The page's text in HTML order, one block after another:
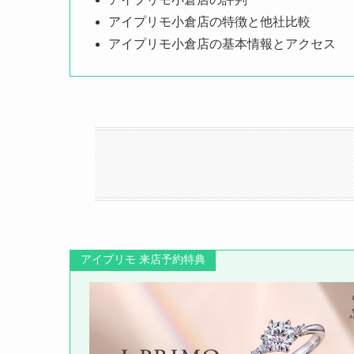
アイプリモ小倉店の特徴と他社比較
アイプリモ小倉店の基本情報とアクセス
アイプリモ 来店予約特典